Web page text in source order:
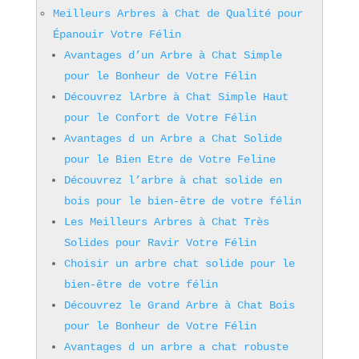
Meilleurs Arbres à Chat de Qualité pour
Épanouir Votre Félin
Avantages d’un Arbre à Chat Simple
pour le Bonheur de Votre Félin
Découvrez lArbre à Chat Simple Haut
pour le Confort de Votre Félin
Avantages d un Arbre a Chat Solide
pour le Bien Etre de Votre Feline
Découvrez l’arbre à chat solide en
bois pour le bien-être de votre félin
Les Meilleurs Arbres à Chat Très
Solides pour Ravir Votre Félin
Choisir un arbre chat solide pour le
bien-être de votre félin
Découvrez le Grand Arbre à Chat Bois
pour le Bonheur de Votre Félin
Avantages d un arbre a chat robuste